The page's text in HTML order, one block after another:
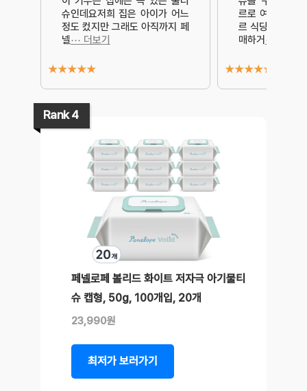
슈인데요저희 집은 아이가 어느
정도 컸지만 그래도 아직까지 페
넬⋯ 더보기
★★★★★
르로 여행을 다
르 식당에서는
매하거 ⋯ 더보기
★★★★★
Rank 4
페넬로페 볼리드 화이트 저자극 아기물티
슈 캡형, 50g, 100개입, 20개
23,990원
최저가 보러가기